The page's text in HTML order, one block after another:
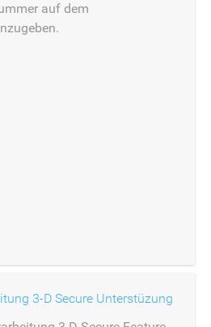
auf dem
3-D Secure Unterstüzung